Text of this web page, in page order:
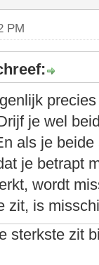
PM
je wel
als je
je betrapt
wordt
zit, is
sterkste zit